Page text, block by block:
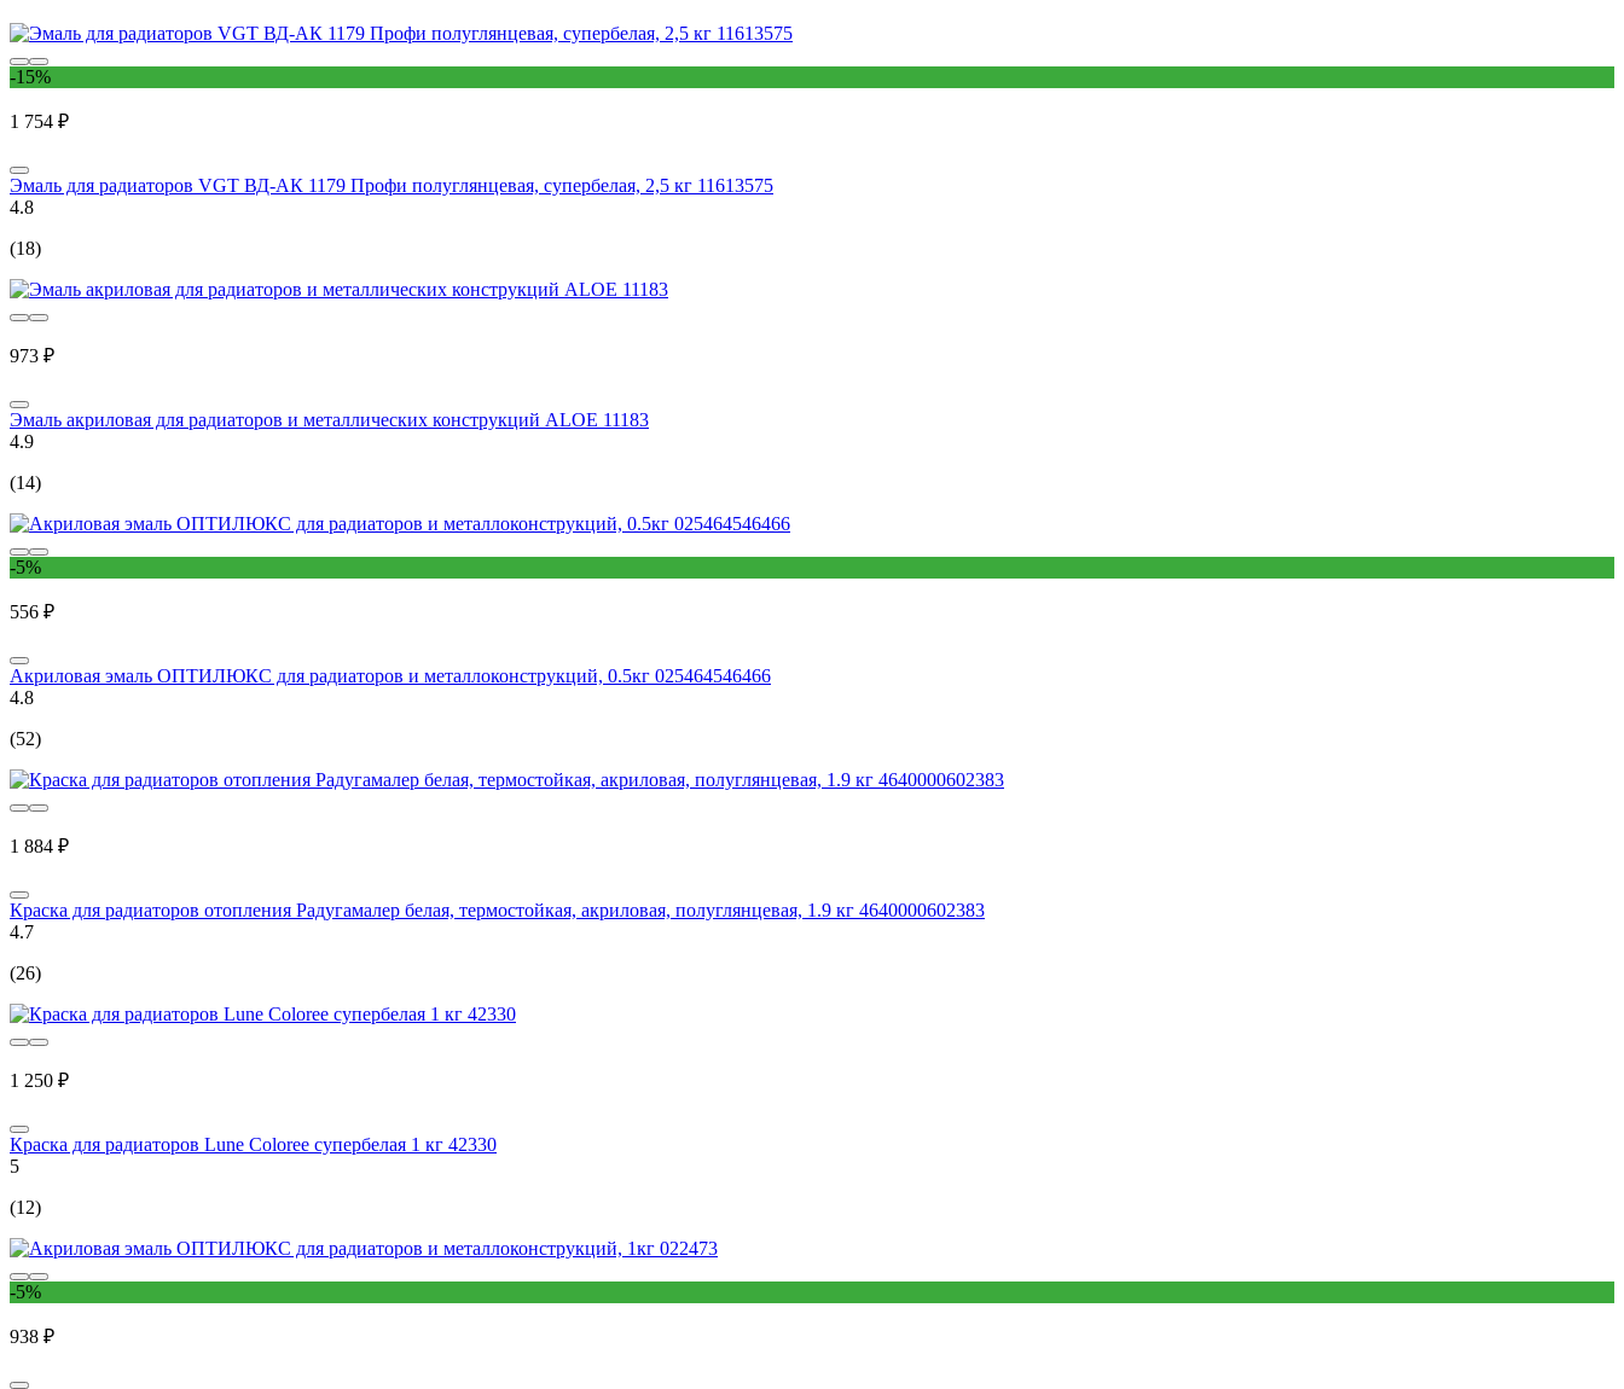
-15%
1 754 ₽
Эмаль для радиаторов VGT ВД-АК 1179 Профи полуглянцевая, супербелая, 2,5 кг 11613575
4.8
(18)
973 ₽
Эмаль акриловая для радиаторов и металлических конструкций ALOE 11183
4.9
(14)
-5%
556 ₽
Акриловая эмаль ОПТИЛЮКС для радиаторов и металлоконструкций, 0.5кг 025464546466
4.8
(52)
1 884 ₽
Краска для радиаторов отопления Радугамалер белая, термостойкая, акриловая, полуглянцевая, 1.9 кг 4640000602383
4.7
(26)
1 250 ₽
Краска для радиаторов Lune Coloree супербелая 1 кг 42330
5
(12)
-5%
938 ₽